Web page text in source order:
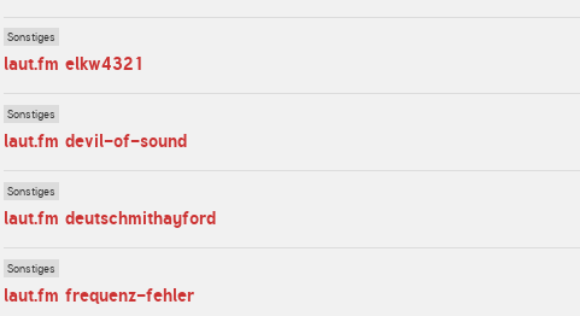
Sonstiges
laut.fm elkw4321
Sonstiges
laut.fm devil-of-sound
Sonstiges
laut.fm deutschmithayford
Sonstiges
laut.fm frequenz-fehler